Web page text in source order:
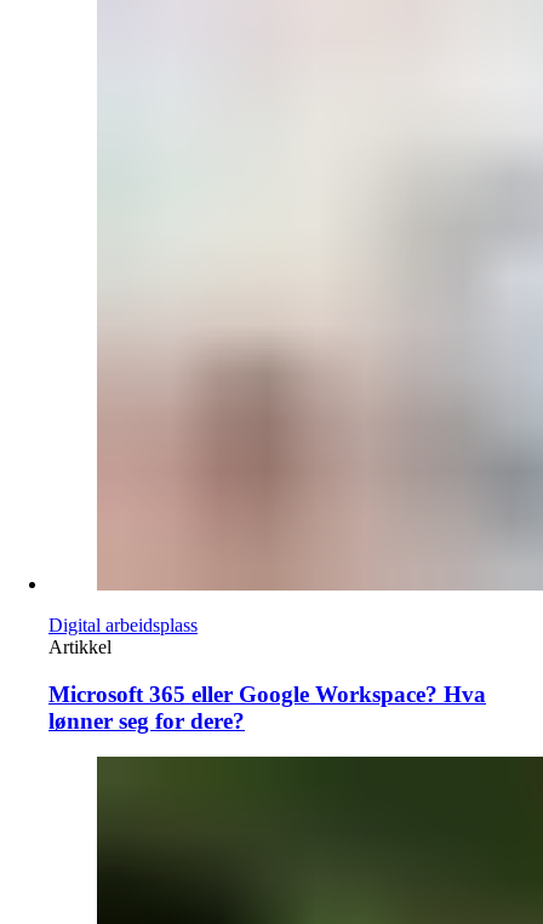
Digital arbeidsplass
Artikkel
Microsoft 365 eller Google Workspace? Hva
lønner seg for dere?